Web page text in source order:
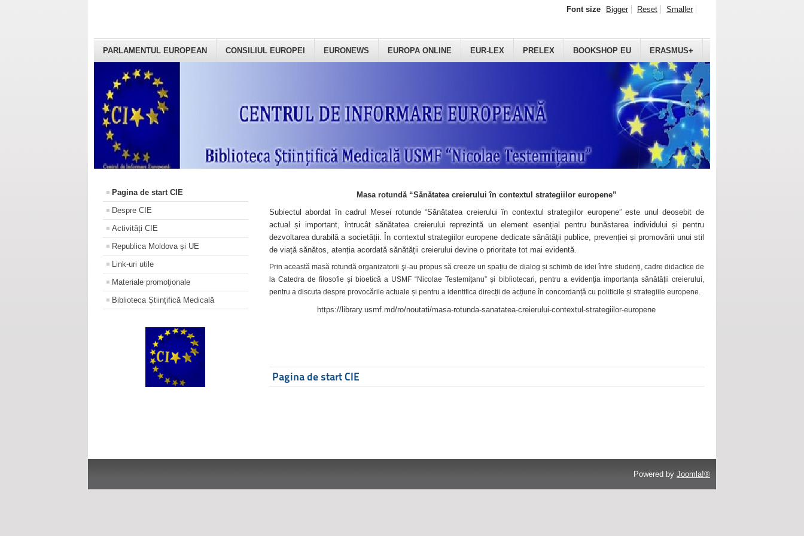
PARLAMENTUL EUROPEAN CONSILIUL EUROPEI EURONEWS EUROPA ONLINE EUR-LEX PRELEX BOOKSHOP EU ERASMUS+
Font size Bigger Reset Smaller
Pagina de start CIE
Despre CIE
Activități CIE
Republica Moldova și UE
Link-uri utile
Materiale promoţionale
Biblioteca Științifică Medicală
Masa rotundă “Sănătatea creierului în contextul strategiilor europene”
Subiectul abordat în cadrul Mesei rotunde “Sănătatea creierului în contextul strategiilor europene” este unul deosebit de
actual și important, întrucât sănătatea creierului reprezintă un element esențial pentru bunăstarea individului și pentru
dezvoltarea durabilă a societății. În contextul strategiilor europene dedicate sănătății publice, prevenției și promovării unui stil
de viață sănătos, atenția acordată sănătății creierului devine o prioritate tot mai evidentă.
Prin această masă rotundă organizatorii şi-au propus să creeze un spațiu de dialog și schimb de idei între studenți, cadre didactice de
la Catedra de filosofie și bioetică a USMF “Nicolae Testemițanu” și bibliotecari, pentru a evidenția importanța sănătății creierului,
pentru a discuta despre provocările actuale și pentru a identifica direcții de acțiune în concordanță cu politicile și strategiile europene.
https://library.usmf.md/ro/noutati/masa-rotunda-sanatatea-creierului-contextul-strategiilor-europene
Pagina de start CIE
Powered by Joomla!®